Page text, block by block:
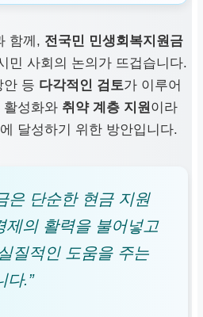
함께, 전국민 민생회복지원금
민 사회의 논의가 뜨겁습니다.
안 등 다각적인 검토가 이루어
활성화와 취약 계층 지원이라
달성하기 위한 방안입니다.
은 단순한 현금 지원
제의 활력을 불어넣고
질적인 도움을 주는
다.”